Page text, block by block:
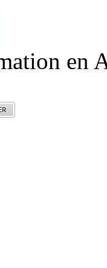
en